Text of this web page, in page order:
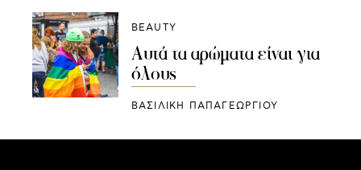
BEAUTY
Αυτά τα αρώματα είναι για
όλους
ΒΑΣΙΛΙΚΗ ΠΑΠΑΓΕΩΡΓΙΟΥ